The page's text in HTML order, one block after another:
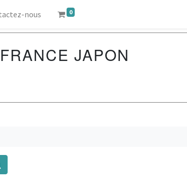
nous 0
JAPON